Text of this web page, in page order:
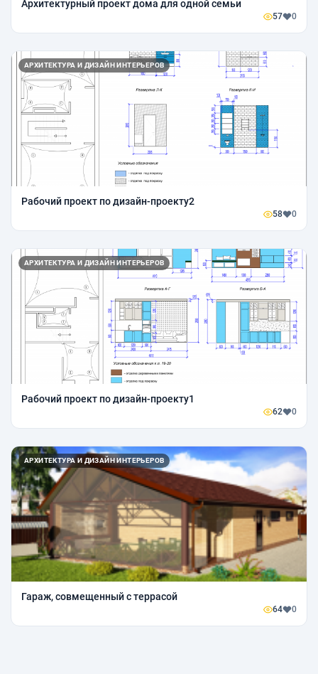
Архитектурный проект дома для одной семьи
57 0
АРХИТЕКТУРА И ДИЗАЙН ИНТЕРЬЕРОВ
Рабочий проект по дизайн-проекту2
58 0
АРХИТЕКТУРА И ДИЗАЙН ИНТЕРЬЕРОВ
Рабочий проект по дизайн-проекту1
62 0
АРХИТЕКТУРА И ДИЗАЙН ИНТЕРЬЕРОВ
Гараж, совмещенный с террасой
64 0